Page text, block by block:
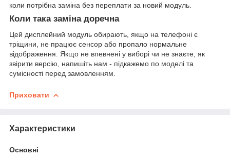
коли потрібна заміна без переплати за новий модуль.
Коли така заміна доречна
Цей дисплейний модуль обирають, якщо на телефоні є
тріщини, не працює сенсор або пропало нормальне
відображення. Якщо не впевнені у виборі чи не знаєте, як
звірити версію, напишіть нам - підкажемо по моделі та
сумісності перед замовленням.
Приховати
Характеристики
Основні